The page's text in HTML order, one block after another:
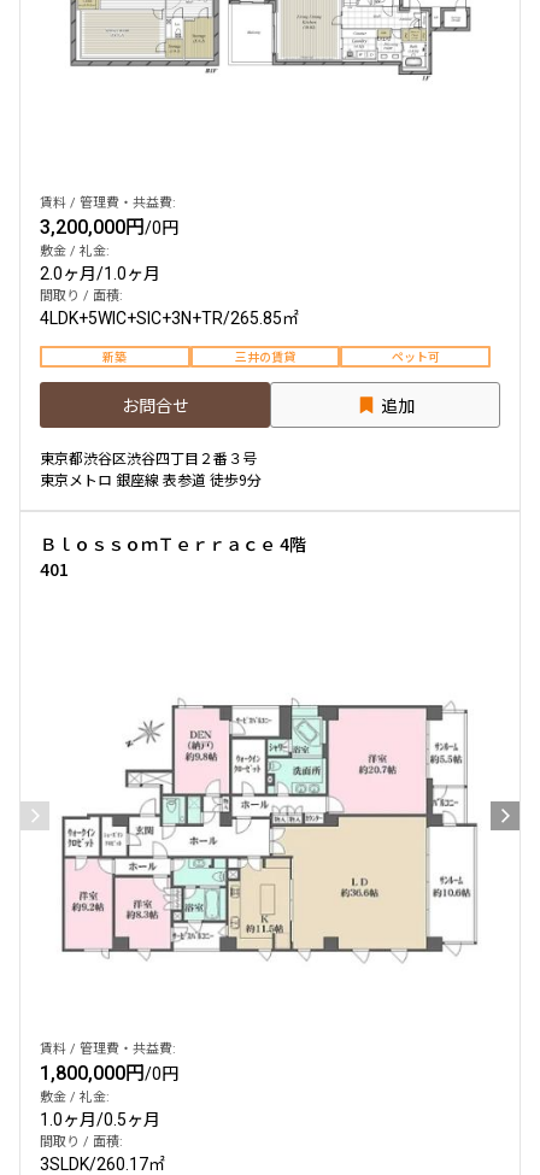
賃料 / 管理費・共益費:
3,200,000円/0円
敷金 / 礼金:
2.0ヶ月/1.0ヶ月
間取り / 面積:
4LDK+5WIC+SIC+3N+TR/265.85㎡
新築 三井の賃貸 ペット可
お問合せ 追加
東京都渋谷区渋谷四丁目２番３号
東京メトロ 銀座線 表参道 徒歩9分
ＢｌｏｓｓｏｍＴｅｒｒａｃｅ 4階
401
賃料 / 管理費・共益費:
1,800,000円/0円
敷金 / 礼金:
1.0ヶ月/0.5ヶ月
間取り / 面積:
3SLDK/260.17㎡